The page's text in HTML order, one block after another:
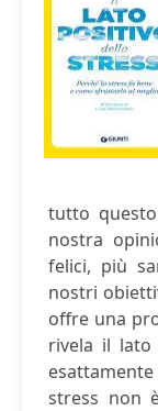
tutto
nostra
felici, più
nostri
offre una
rivela il
stress non